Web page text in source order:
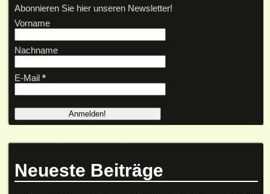
Abonnieren Sie hier unseren Newsletter!
Vorname
Nachname
E-Mail *
Neueste Beiträge